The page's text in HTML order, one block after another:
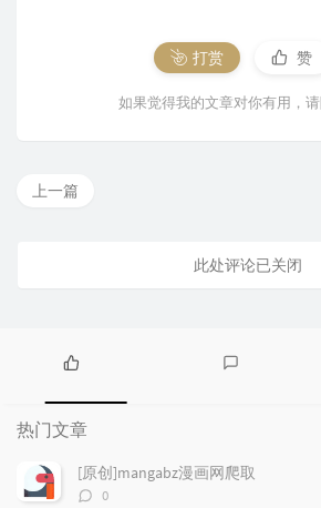
打赏 赞
如果觉得我的文章对你有用，
上一篇
此处评论已关闭
门
文
章
论
热门文章
[原创]mangabz漫画网爬取
评
0